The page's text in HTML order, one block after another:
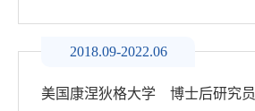
2018.09-2022.06
美国康涅狄格大学 博士后研究员